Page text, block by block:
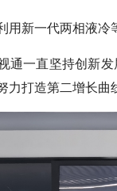
用新一代两相液冷
通一直坚持创新
力打造第二增长曲